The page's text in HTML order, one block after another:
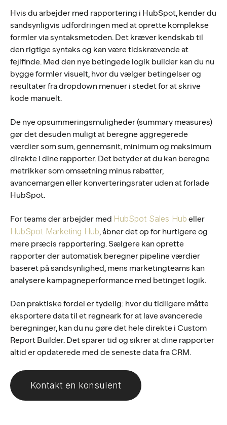
Hvis du arbejder med rapportering i HubSpot, kender du
sandsynligvis udfordringen med at oprette komplekse
formler via syntaksmetoden. Det kræver kendskab til
den rigtige syntaks og kan være tidskrævende at
fejlfinde. Med den nye betingede logik builder kan du nu
bygge formler visuelt, hvor du vælger betingelser og
resultater fra dropdown menuer i stedet for at skrive
kode manuelt.
De nye opsummeringsmuligheder (summary measures)
gør det desuden muligt at beregne aggregerede
værdier som sum, gennemsnit, minimum og maksimum
direkte i dine rapporter. Det betyder at du kan beregne
metrikker som omsætning minus rabatter,
avancemargen eller konverteringsrater uden at forlade
HubSpot.
For teams der arbejder med HubSpot Sales Hub eller
HubSpot Marketing Hub, åbner det op for hurtigere og
mere præcis rapportering. Sælgere kan oprette
rapporter der automatisk beregner pipeline værdier
baseret på sandsynlighed, mens marketingteams kan
analysere kampagneperformance med betinget logik.
Den praktiske fordel er tydelig: hvor du tidligere måtte
eksportere data til et regneark for at lave avancerede
beregninger, kan du nu gøre det hele direkte i Custom
Report Builder. Det sparer tid og sikrer at dine rapporter
altid er opdaterede med de seneste data fra CRM.
Kontakt en konsulent